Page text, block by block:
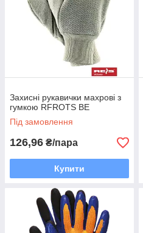
Захисні рукавички махрові з
гумкою RFROTS BE
Під замовлення
126,96 ₴/пара
Купити